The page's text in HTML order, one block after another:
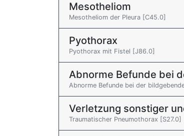
Mesotheliom
Mesotheliom der Pleura [C45.0]
Pyothorax
Pyothorax mit Fistel [J86.0]
Abnorme Befunde bei
Abnorme Befunde bei der
Verletzung sonstiger
Traumatischer Pneumothorax [S27.0]